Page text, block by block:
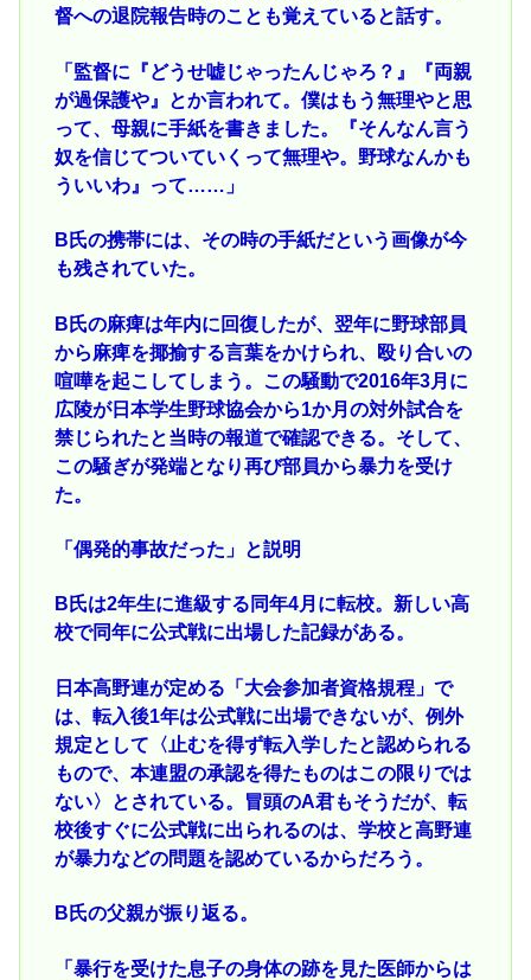
督への退院報告時のことも覚えていると話す。
「監督に『どうせ嘘じゃったんじゃろ？』『両親
が過保護や』とか言われて。僕はもう無理やと思
って、母親に手紙を書きました。『そんなん言う
奴を信じてついていくって無理や。野球なんかも
ういいわ』って……」
B氏の携帯には、その時の手紙だという画像が今
も残されていた。
B氏の麻痺は年内に回復したが、翌年に野球部員
から麻痺を揶揄する言葉をかけられ、殴り合いの
喧嘩を起こしてしまう。この騒動で2016年3月に
広陵が日本学生野球協会から1か月の対外試合を
禁じられたと当時の報道で確認できる。そして、
この騒ぎが発端となり再び部員から暴力を受け
た。
「偶発的事故だった」と説明
B氏は2年生に進級する同年4月に転校。新しい高
校で同年に公式戦に出場した記録がある。
日本高野連が定める「大会参加者資格規程」で
は、転入後1年は公式戦に出場できないが、例外
規定として〈止むを得ず転入学したと認められる
もので、本連盟の承認を得たものはこの限りでは
ない〉とされている。冒頭のA君もそうだが、転
校後すぐに公式戦に出られるのは、学校と高野連
が暴力などの問題を認めているからだろう。
B氏の父親が振り返る。
「暴行を受けた息子の身体の跡を見た医師からは